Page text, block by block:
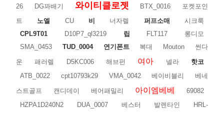
26 DG꽈배기 와이티클로젯 BTX_0016
포켓포인
트
노엘 CU 비 너자렐 퍼프소매
시크룩
CPL9T01
D10P7_ql3219 립 FLT117
롱디모
SMA_0453
TUD_0004 연기폰트 복대 Mouton
썬다
운
패러렐 D5KC006 해브펀 여아 넬라
핫코
ATB_0022
cpt10793k29 VMA_0042 베이비블리
베네
스트골프
캔디데이 베어패밀리 아이엠베베
69082
HZPA1D240N2
DUA_0007 베스터 발렌타인 HRL-